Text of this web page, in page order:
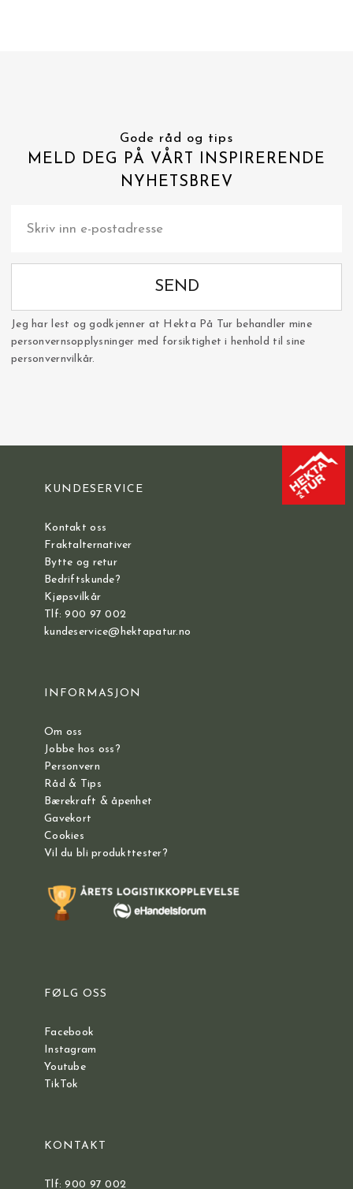
Gode råd og tips
MELD DEG PÅ VÅRT INSPIRERENDE
NYHETSBREV
SEND
Jeg har lest og godkjenner at Hekta På Tur behandler mine
personvernsopplysninger med forsiktighet i henhold til sine
personvernvilkår.
KUNDESERVICE
Kontakt oss
Fraktalternativer
Bytte og retur
Bedriftskunde?
Kjøpsvilkår
Tlf: 900 97 002
kundeservice@hektapatur.no
INFORMASJON
Om oss
Jobbe hos oss?
Personvern
Råd & Tips
Bærekraft & åpenhet
Gavekort
Cookies
Vil du bli produkttester?
FØLG OSS
Facebook
Instagram
Youtube
TikTok
KONTAKT
Tlf: 900 97 002